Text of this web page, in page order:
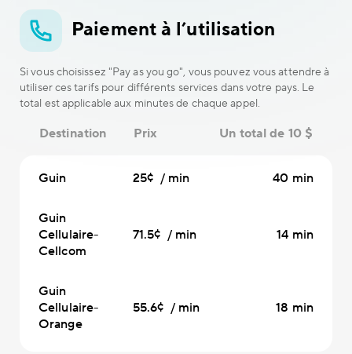
Paiement à l’utilisation
Si vous choisissez "Pay as you go", vous pouvez vous attendre à
utiliser ces tarifs pour différents services dans votre pays. Le
total est applicable aux minutes de chaque appel.
Destination Prix Un total de 10 $
Guin 25¢ / min 40 min
Guin
Cellulaire-
Cellcom
71.5¢ / min 14 min
Guin
Cellulaire-
Orange
55.6¢ / min 18 min